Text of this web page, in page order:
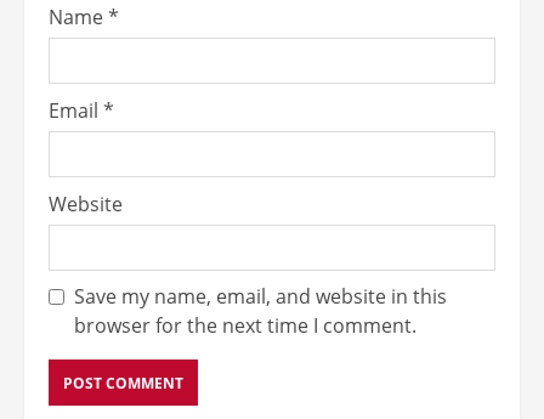
Name*
Email *
Website
Save my name, email, and website in this
browser for the next time I comment.